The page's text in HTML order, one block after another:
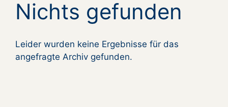
Nichts gefunden
Leider wurden keine Ergebnisse für das
angefragte Archiv gefunden.